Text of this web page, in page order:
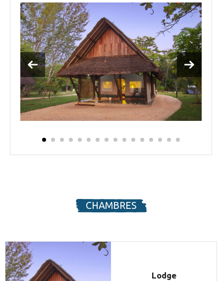
CHAMBRES
Lodge